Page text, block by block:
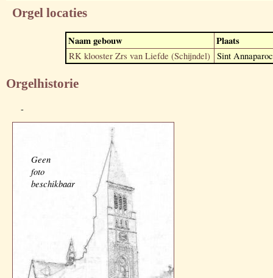
Orgel locaties
Naam gebouw Plaats
RK klooster Zrs van Liefde (Schijndel) Sint
Orgelhistorie
-
Geen
foto
beschikbaar